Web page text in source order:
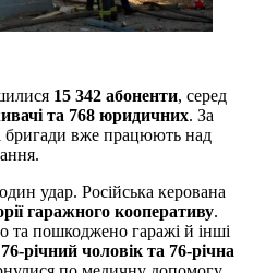
15 342 абоненти, серед
та 768 юридичних. За
бригади вже працюють над
удар. Російська керована
гаражного кооперативу.
та пошкоджено гаражі й інші
76-річний чоловік та 76-річна